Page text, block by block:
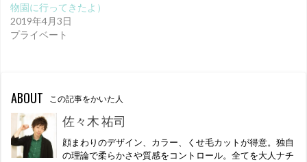
物園に行ってきたよ）
2019年4月3日
プライベート
ABOUT この記事をかいた人
佐々木 祐司
顔まわりのデザイン、カラー、くせ毛カットが得意。独自
の理論で柔らかさや質感をコントロール。全てを大人ナチ